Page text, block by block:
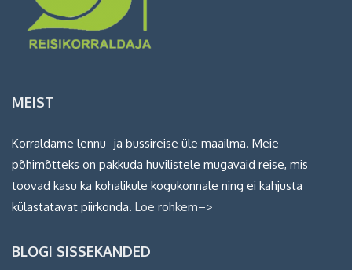
MEIST
Korraldame lennu- ja bussireise üle maailma. Meie
põhimõtteks on pakkuda huvilistele mugavaid reise, mis
toovad kasu ka kohalikule kogukonnale ning ei kahjusta
külastatavat piirkonda. Loe rohkem–>
BLOGI SISSEKANDED